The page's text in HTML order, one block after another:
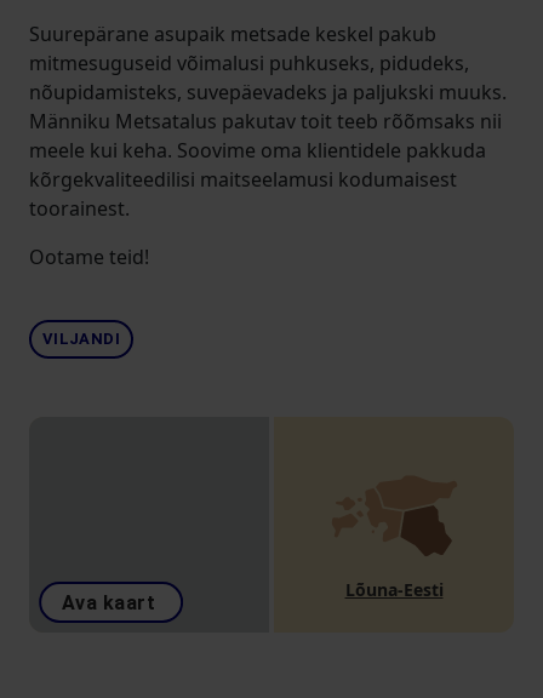
Suurepärane asupaik metsade keskel pakub
mitmesuguseid võimalusi puhkuseks, pidudeks,
nõupidamisteks, suvepäevadeks ja paljukski muuks.
Männiku Metsatalus pakutav toit teeb rõõmsaks nii
meele kui keha. Soovime oma klientidele pakkuda
kõrgekvaliteedilisi maitseelamusi kodumaisest
toorainest.
Ootame teid!
VILJANDI
Ava kaart
Lõuna-Eesti